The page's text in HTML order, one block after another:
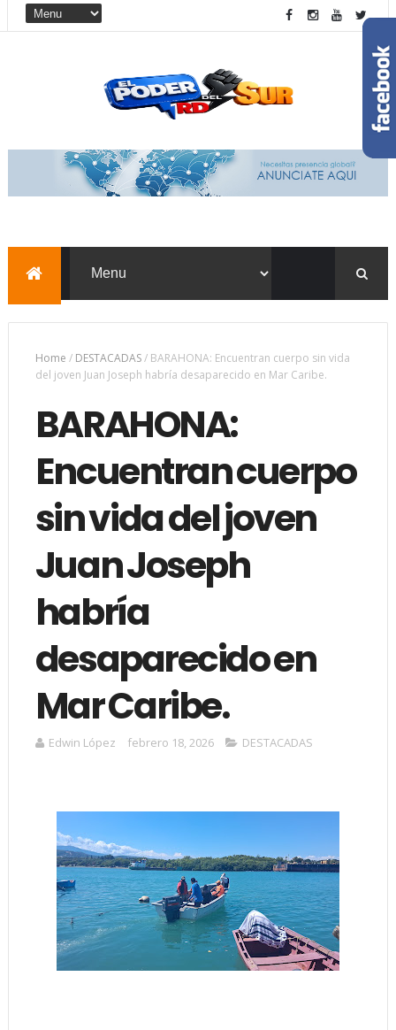
Home / DESTACADAS/ BARAHONA: Encuentran cuerpo sin vida
del joven Juan Joseph habría desaparecido en Mar Caribe.
BARAHONA:
Encuentran cuerpo
sin vida del joven
Juan Joseph
habría
desaparecido en
Mar Caribe.
Edwin López febrero 18, 2026 DESTACADAS